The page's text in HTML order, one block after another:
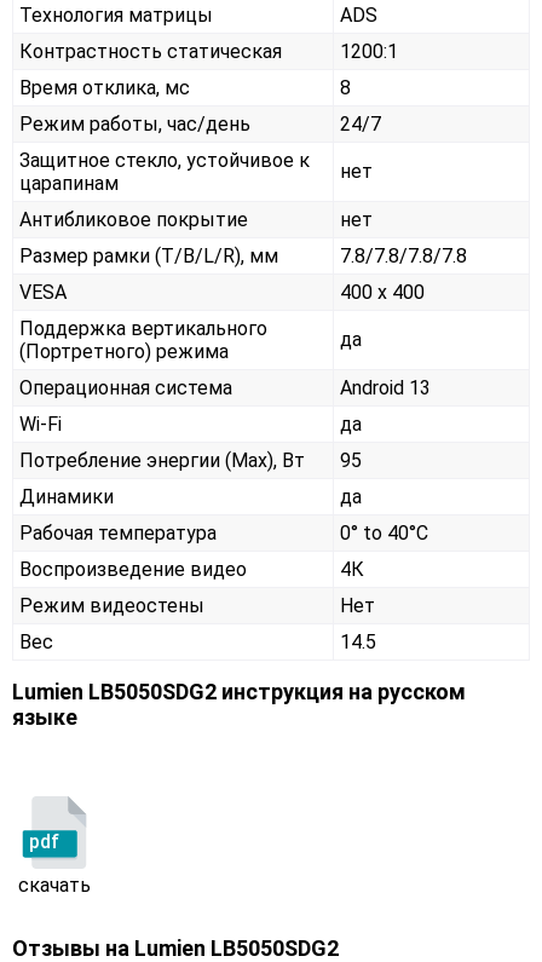
Технология матрицы
ADS
Контрастность статическая
1200:1
Время отклика, мс
8
Режим работы, час/день
24/7
Защитное стекло, устойчивое к
царапинам
нет
Антибликовое покрытие
нет
Размер рамки (T/B/L/R), мм
7.8/7.8/7.8/7.8
VESA
400 x 400
Поддержка вертикального
(Портретного) режима
да
Операционная система
Android 13
Wi-Fi
да
Потребление энергии (Max), Вт
95
Динамики
да
Рабочая температура
0° to 40°C
Воспроизведение видео
4К
Режим видеостены
Нет
Вес
14.5
Lumien LB5050SDG2 инструкция на русском
языке
pdf
скачать
Отзывы на Lumien LB5050SDG2